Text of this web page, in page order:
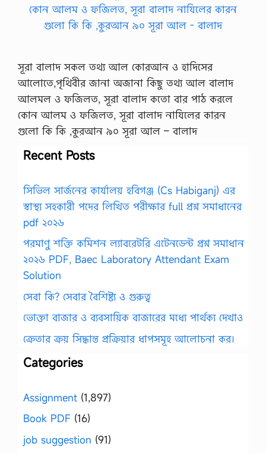
সূরা বালাদ সকল তথ্য আল কোরআন ও হাদিসের
আলোতে,পৃথিবীর জানা অজানা কিছু তথ্য আল বালাদ
আলমল ও ফজিলত, সূরা বালাদ কতো বার পাঠ করলে
কোন আলম ও ফজিলত, সূরা বালাদ নাযিলের কারন
গুলো কি কি ,কুরআন ৯০ সূরা আল – বালাদ
Recent Posts
সিভিল সার্জনের কার্যালয় হবিগঞ্জ (Cs Habiganj) এর
স্বাস্থ্য সহকারী পদের লিখিত পরীক্ষার full প্রশ্ন সমাধানের
pdf ২০২৬
পরমাণু শক্তি কমিশন ল্যাবরেটরি এটেনডেন্ট প্রশ্ন সমাধান
২০২৬ PDF, Baec Laboratory Attendant Exam
Solution
সেবা কি? সেবার বৈশিষ্ট্য ও গুরুত্ব
ভোক্তা বাজার ও ব্যবসায়িক বাজারের মধ্যে পার্থক্য দেখাও
ক্রেতার ক্রয় সিদ্ধান্ত প্রক্রিয়ার ধাপসমূহ আলোচনা কর।
Categories
Assignment (1,897)
Book PDF (16)
job suggestion (91)